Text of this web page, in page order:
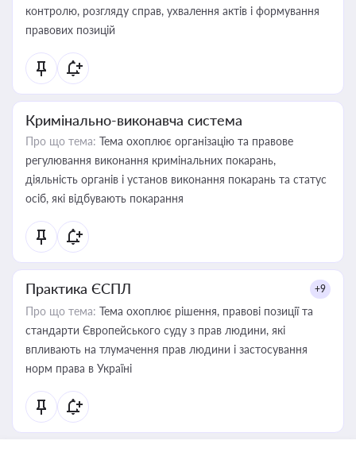
контролю, розгляду справ, ухвалення актів і формування
правових позицій
Кримінально-виконавча система
Про що тема: Тема охоплює організацію та правове
регулювання виконання кримінальних покарань,
діяльність органів і установ виконання покарань та статус
осіб, які відбувають покарання
Практика ЄСПЛ +9
Про що тема: Тема охоплює рішення, правові позиції та
стандарти Європейського суду з прав людини, які
впливають на тлумачення прав людини і застосування
норм права в Україні